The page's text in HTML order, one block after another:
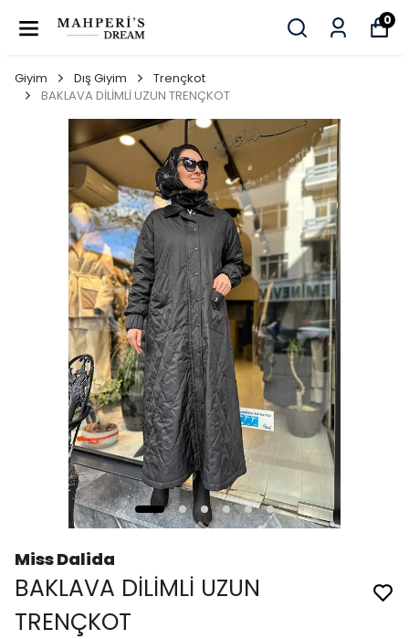
0
Giyim Dış Giyim
Trençkot
BAKLAVA DİLİMLİ UZUN TRENÇKOT
Miss Dalida
BAKLAVA DİLİMLİ UZUN
TRENÇKOT